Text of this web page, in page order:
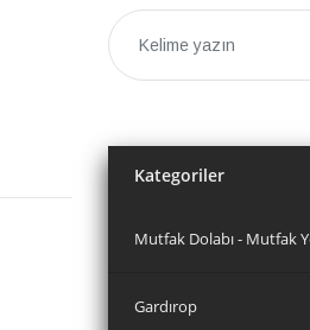
Kategoriler
Mutfak Dolabı - Mutfak
Gardırop